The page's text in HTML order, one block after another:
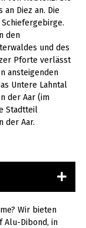
Diez an. Die
den
und des
Pforte verlässt
ansteigenden
Untere Lahntal
der Aar (im
Stadtteil
der Aar.
Wir bieten
Alu-Dibond, in